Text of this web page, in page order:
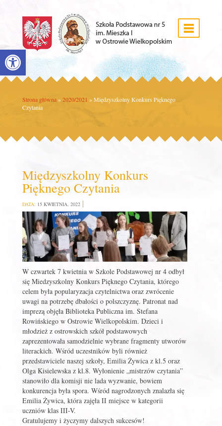
Open toolbar
Strona główna » 2020/2021 »Międzyszkolny Konkurs Pięknego
Czytania
Międzyszkolny Konkurs
Pięknego Czytania
DATA: 15 KWIETNIA, 2022
W czwartek 7 kwietnia w Szkole Podstawowej nr 4 odbył
się Miedzyszkolny Konkurs Pięknego Czytania, którego
celem była popularyzacja czytelnictwa oraz zwrócenie
uwagi na potrzebę dbałości o polszczyznę. Patronat nad
imprezą objęła Biblioteka Publiczna im. Stefana
Rowińskiego w Ostrowie Wielkopolskim. Dzieci i
młodzież z ostrowskich szkół podstawowych
zaprezentowała samodzielnie wybrane fragmenty utworów
literackich. Wśród uczestników byli również
przedstawiciele naszej szkoły, Emilia Żywica z kl.5 oraz
Olga Kisielewska z kl.8. Wyłonienie „mistrzów czytania”
stanowiło dla komisji nie lada wyzwanie, bowiem
konkurencja była spora. Wśród nagrodzonych znalazła się
Emilia Żywica, która zajęła II miejsce w kategorii
uczniów klas III-V.
Gratulujemy i życzymy dalszych sukcesów!